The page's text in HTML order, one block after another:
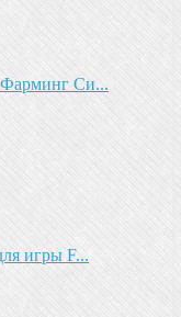
Фарминг Си...
игры F...